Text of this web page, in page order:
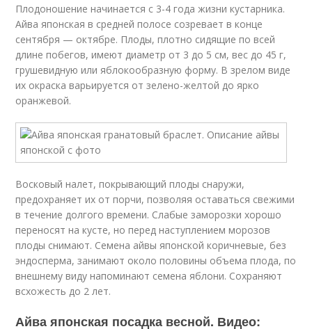
Плодоношение начинается с 3-4 года жизни кустарника.
Айва японская в средней полосе созревает в конце
сентября — октябре. Плоды, плотно сидящие по всей
длине побегов, имеют диаметр от 3 до 5 см, вес до 45 г,
грушевидную или яблокообразную форму. В зрелом виде
их окраска варьируется от зелено-желтой до ярко
оранжевой.
Восковый налет, покрывающий плоды снаружи,
предохраняет их от порчи, позволяя оставаться свежими
в течение долгого времени. Слабые заморозки хорошо
переносят на кусте, но перед наступлением морозов
плоды снимают. Семена айвы японской коричневые, без
эндосперма, занимают около половины объема плода, по
внешнему виду напоминают семена яблони. Сохраняют
всхожесть до 2 лет.
Айва японская посадка весной. Видео: